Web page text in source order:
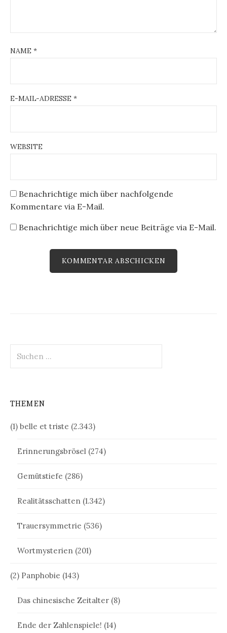
NAME *
E-MAIL-ADRESSE *
WEBSITE
Benachrichtige mich über nachfolgende
Kommentare via E-Mail.
Benachrichtige mich über neue Beiträge via E-Mail.
nach:
THEMEN
(1) belle et triste (2.343)
Erinnerungsbrösel (274)
Gemütstiefe (286)
Realitätsschatten (1.342)
Trauersymmetrie (536)
Wortmysterien (201)
(2) Panphobie (143)
Das chinesische Zeitalter (8)
Ende der Zahlenspiele! (14)